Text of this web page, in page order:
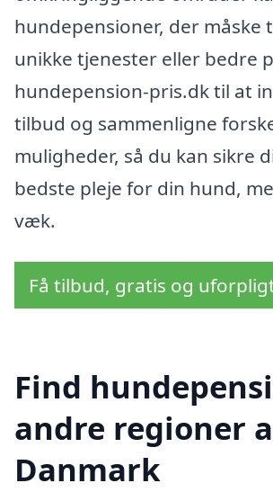
hundepensioner, der måske
unikke tjenester eller bedre
hundepension-pris.dk til at
tilbud og sammenligne
muligheder, så du kan sikre
bedste pleje for din hund,
væk.
Få tilbud, gratis og
Find
andre regioner
Danmark